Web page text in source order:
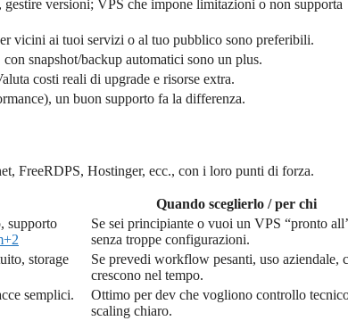
versioni; VPS che impone limitazioni o non supporta
vicini ai tuoi servizi o al tuo pubblico sono preferibili.
snapshot/backup automatici sono un plus.
costi reali di upgrade e risorse extra.
un buon supporto fa la differenza.
FreeRDPS, Hostinger, ecc., con i loro punti di forza.
Quando sceglierlo / per chi
supporto
+2
Se sei principiante o vuoi un VPS “pronto
senza troppe configurazioni.
storage
Se prevedi workflow pesanti, uso aziendale,
crescono nel tempo.
semplici.
Ottimo per dev che vogliono controllo
scaling chiaro.